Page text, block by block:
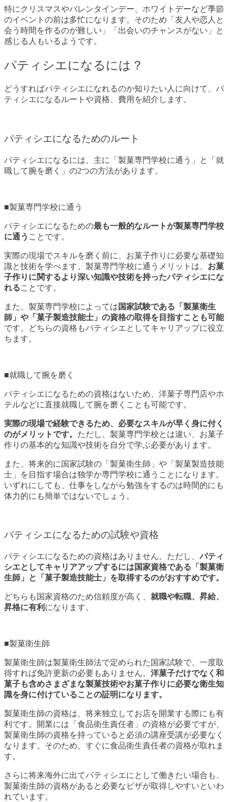
特にクリスマスやバレンタインデー、ホワイトデーなど季節
のイベントの前は多忙になります。そのため「友人や恋人と
会う時間を作るのが難しい」「出会いのチャンスがない」と
感じる人もいるようです。
パティシエになるには？
どうすればパティシエになれるのか知りたい人に向けて、パ
ティシエになるルートや資格、費用を紹介します。
パティシエになるためのルート
パティシエになるには、主に「製菓専門学校に通う」と「就
職して腕を磨く」の2つの方法があります。
■製菓専門学校に通う
パティシエになるための最も一般的なルートが製菓専門学校
に通う ことです。
実際の現場でスキルを磨く前に、お菓子作りに必要な基礎知
識と技術を学べます。製菓専門学校に通うメリットは、 お菓
子作りに関するより深い知識や技術を持ったパティシエにな
れることです。
また、製菓専門学校によっては 国家試験である「製菓衛生
師」や「菓子製造技能士」の資格の取得を目指すことも可能
です。どちらの資格もパティシエとしてキャリアップに役立
ちます。
■就職して腕を磨く
パティシエになるための資格はないため、洋菓子専門店やホ
テルなどに直接就職して腕を磨くことも可能です。
実際の現場で経験できるため、必要なスキルが早く身に付く
のがメリットです。 ただし、製菓専門学校とは違い、お菓子
作りの基本的な知識や技術を自分で学ぶ必要があります。
また、将来的に国家試験の「製菓衛生師」や「製菓製造技能
士」を目指す場合は独学か専門学校に通うことになります。
いずれにしても、仕事をしながら勉強をするのは時間的にも
体力的にも簡単ではないでしょう。
パティシエになるための試験や資格
パティシエになるための資格はありません。ただし、 パティ
シエとしてキャリアアップするには国家資格である「製菓衛
生師」と「菓子製造技能士」を取得するのがおすすめです。
どちらも国家資格のため信頼度が高く、 就職や転職、昇給、
昇格に有利 になります。
■製菓衛生師
製菓衛生師は製菓衛生師法で定められた国家試験で、一度取
得すれば免許更新の必要もありません。 洋菓子だけでなく和
菓子も含めさまざまな製菓技術やお菓子作りに必要な衛生知
識を身に付けていることの証明になります。
製菓衛生師の資格は、将来独立してお店を開業する際にも有
利です。開業には「食品衛生責任者」の資格が必要ですが、
製菓衛生師の資格を持っていると必須の講座受講が必要なく
なります。そのため、すぐに食品衛生責任者の資格が取れま
す。
さらに将来海外に出てパティシエにとして働きたい場合も、
製菓衛生師の資格があると必要なビザが取得しやすいといわ
れています。